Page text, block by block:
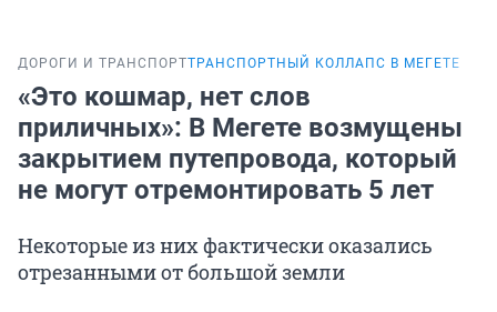
ДОРОГИ И ТРАНСПОРТТРАНСПОРТНЫЙ КОЛЛАПС В МЕГЕТЕ
«Это кошмар, нет слов
приличных»: В Мегете возмущены
закрытием путепровода, который
не могут отремонтировать 5 лет
Некоторые из них фактически оказались
отрезанными от большой земли